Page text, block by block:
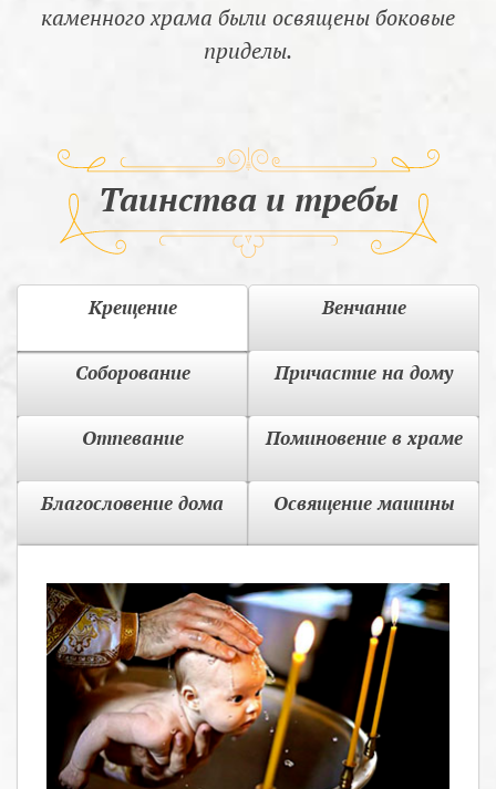
каменного храма были освящены боковые
приделы.
Таинства и требы
Крещение Венчание
Соборование Причастие на дому
Отпевание Поминовение в храме
Благословение дома Освящение машины